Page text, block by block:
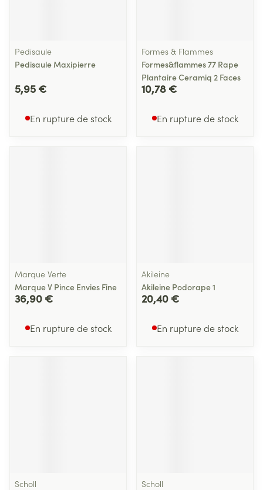
Pedisaule
Pedisaule Maxipierre
5,95 €
En rupture de stock
Formes & Flammes
Formes&flammes 77 Rape
Plantaire Ceramiq 2 Faces
10,78 €
En rupture de stock
Marque Verte
Marque V Pince Envies Fine
36,90 €
En rupture de stock
Akileine
Akileine Podorape 1
20,40 €
En rupture de stock
Scholl
Scholl